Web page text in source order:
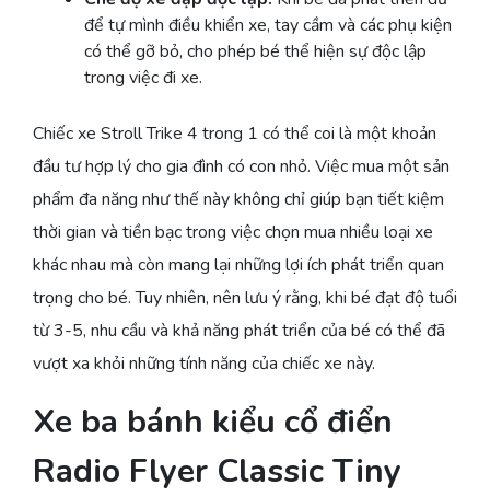
để tự mình điều khiển xe, tay cầm và các phụ kiện
có thể gỡ bỏ, cho phép bé thể hiện sự độc lập
trong việc đi xe.
Chiếc xe Stroll Trike 4 trong 1 có thể coi là một khoản
đầu tư hợp lý cho gia đình có con nhỏ. Việc mua một sản
phẩm đa năng như thế này không chỉ giúp bạn tiết kiệm
thời gian và tiền bạc trong việc chọn mua nhiều loại xe
khác nhau mà còn mang lại những lợi ích phát triển quan
trọng cho bé. Tuy nhiên, nên lưu ý rằng, khi bé đạt độ tuổi
từ 3-5, nhu cầu và khả năng phát triển của bé có thể đã
vượt xa khỏi những tính năng của chiếc xe này.
Xe ba bánh kiểu cổ điển
Radio Flyer Classic Tiny